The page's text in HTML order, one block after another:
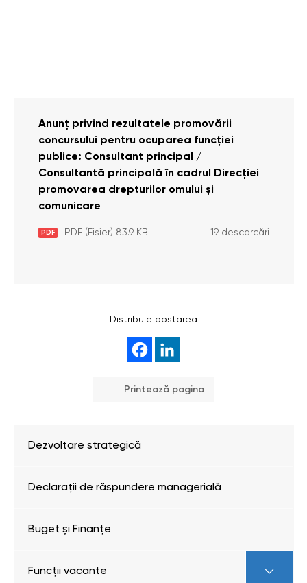
Anunț privind rezultatele promovării
concursului pentru ocuparea funcției
publice: Consultant principal /
Consultantă principală în cadrul Direcției
promovarea drepturilor omului și
comunicare
PDF PDF (Fișier) 83.9 KB 19 descarcări
Distribuie postarea
Printează pagina
Dezvoltare strategică
Declarații de răspundere managerială
Buget și Finanțe
Funcții vacante